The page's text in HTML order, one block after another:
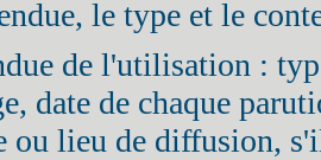
le type et le
de l'utilisation :
date de chaque
ou lieu de diffusion,